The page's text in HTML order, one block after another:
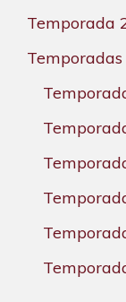
Temporada